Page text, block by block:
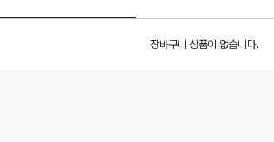
장바구니 상품이 없습니다.